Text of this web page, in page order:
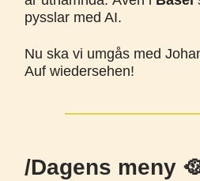
pysslar med AI.
Nu ska vi umgås med
Auf wiedersehen!
/Dagens meny